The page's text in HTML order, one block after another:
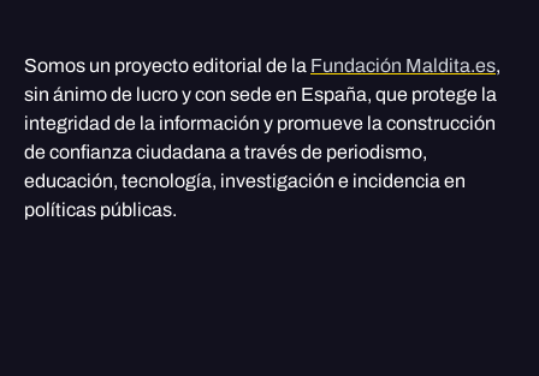
Somos un proyecto editorial de la Fundación Maldita.es,
sin ánimo de lucro y con sede en España, que protege la
integridad de la información y promueve la construcción
de confianza ciudadana a través de periodismo,
educación, tecnología, investigación e incidencia en
políticas públicas.